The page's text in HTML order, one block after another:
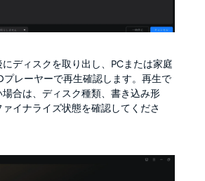
にディスクを取り出し、PCまたは家庭
プレーヤーで再生確認します。再生で
場合は、ディスク種類、書き込み形
ァイナライズ状態を確認してくださ